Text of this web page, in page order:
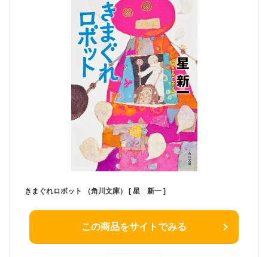
きまぐれロボット （角川文庫） [ 星 新一 ]
この商品をサイトでみる